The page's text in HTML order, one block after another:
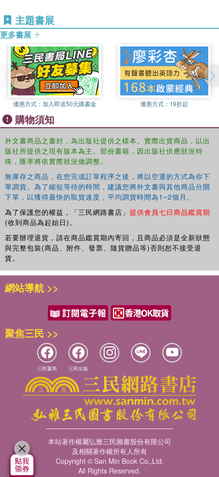
Including annotated further reading at the end of each
chapter, this collection is essential reading for anyone
interested in
film and philosophy.
主題書展
更多書展
優惠方式： 加入即送50元購書金 優惠方式： 19折起
購物須知
外文書商品之書封，為出版社提供之樣本。實際出貨商品，以出
版社所提供之現有版本為主。部份書籍，因出版社供應狀況特
殊，匯率將依實際狀況做調整。
無庫存之商品，在您完成訂單程序之後，將以空運的方式為你下
單調貨。為了縮短等待的時間，建議您將外文書與其他商品分開
下單，以獲得最快的取貨速度，平均調貨時間為1~2個月。
為了保護您的權益，「三民網路書店」 提供會員七日商品鑑賞期
(收到商品為起始日)。
若要辦理退貨，請在商品鑑賞期內寄回，且商品必須是全新狀態
與完整包裝(商品、附件、發票、隨貨贈品等)否則恕不接受退
貨。
網站導航 >>
聚焦三民 >>
三民書局 三民出版
本站著作權屬弘雅三民圖書股份有限公司
及相關著作權所有人所有
Copyright © San Min Book Co.,Ltd.
All Rights Reserved.